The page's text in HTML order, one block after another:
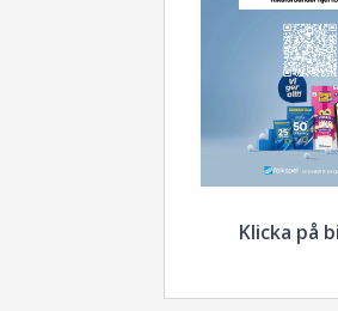
Klicka på